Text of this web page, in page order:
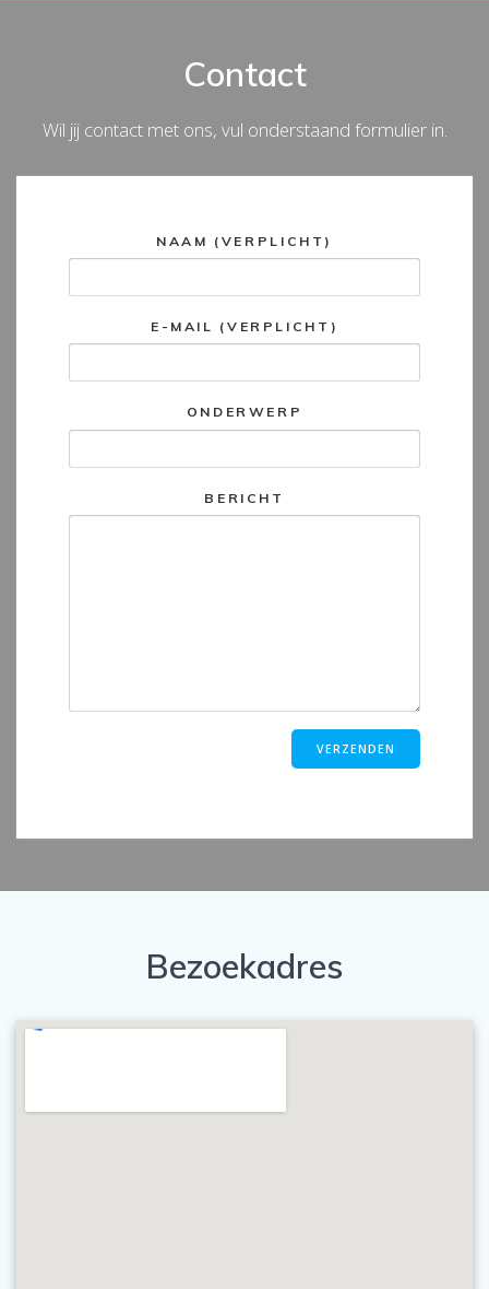
Contact
Wil jij contact met ons, vul onderstaand formulier in.
NAAM (VERPLICHT)
E-MAIL (VERPLICHT)
ONDERWERP
BERICHT
Bezoekadres